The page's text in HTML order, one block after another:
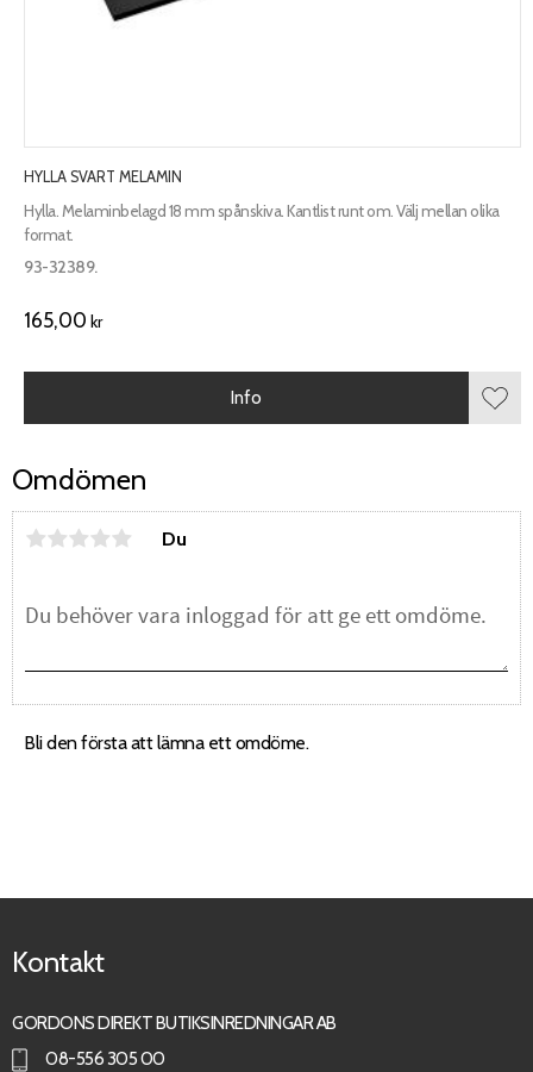
Omdömen
Du
Bli den första att lämna ett omdöme.
HYLLA SVART MELAMIN
Hylla. Melaminbelagd 18 mm spånskiva. Kantlist runt om. Välj mellan olika
format.
93-32389.
165,00 kr
Info
Kontakt
GORDONS DIREKT BUTIKSINREDNINGAR AB
08-556 305 00